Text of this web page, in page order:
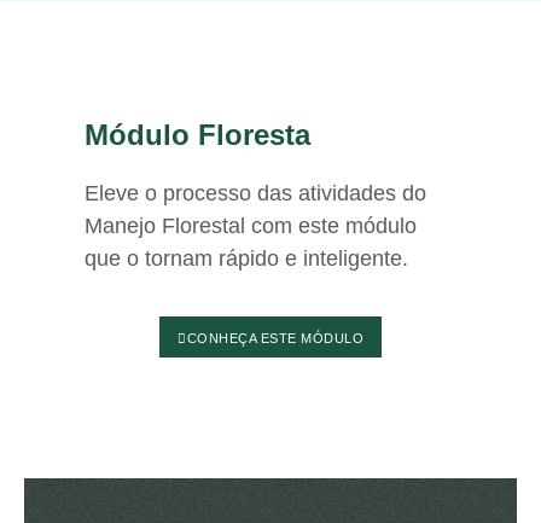
Módulo Floresta
Eleve o processo das atividades do
Manejo Florestal com este módulo
que o tornam rápido e inteligente.
CONHEÇA ESTE MÓDULO